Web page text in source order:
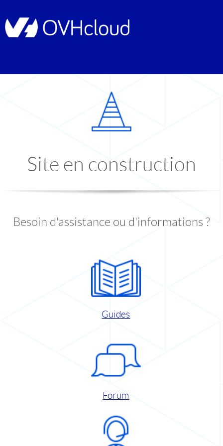
Site en construction
Besoin d'assistance ou d'informations ?
Guides
Forum